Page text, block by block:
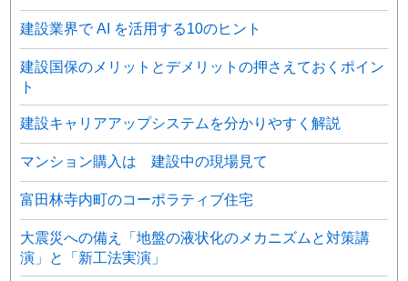
建設業界で AI を活用する10のヒント
建設国保のメリットとデメリットの押さえておくポイン
ト
建設キャリアアップシステムを分かりやすく解説
マンション購入は 建設中の現場見て
富田林寺内町のコーポラティブ住宅
大震災への備え「地盤の液状化のメカニズムと対策講
演」と「新工法実演」